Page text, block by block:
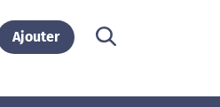
Ajouter